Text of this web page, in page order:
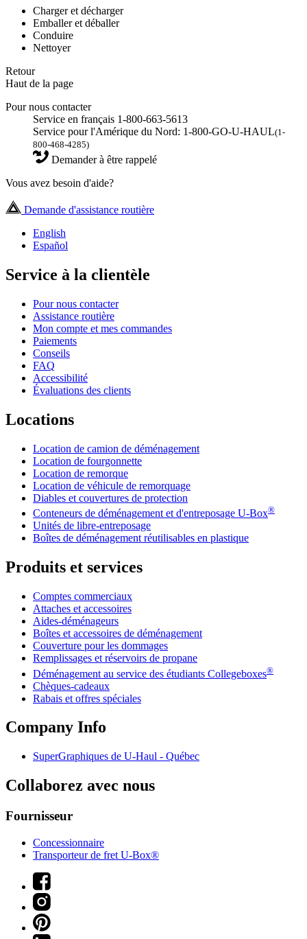
Charger et décharger
Emballer et déballer
Conduire
Nettoyer
Retour
Haut de la page
Pour nous contacter
Service en français 1-800-663-5613
Service pour l'Amérique du Nord: 1-800-GO-U-HAUL(1-
800-468-4285)
Demander à être rappelé
Vous avez besoin d'aide?
Demande d'assistance routière
English
Español
Service à la clientèle
Pour nous contacter
Assistance routière
Mon compte et mes commandes
Paiements
Conseils
FAQ
Accessibilité
Évaluations des clients
Locations
Location de camion de déménagement
Location de fourgonnette
Location de remorque
Location de véhicule de remorquage
Diables et couvertures de protection
Conteneurs de déménagement et d'entreposage U-Box®
Unités de libre-entreposage
Boîtes de déménagement réutilisables en plastique
Produits et services
Comptes commerciaux
Attaches et accessoires
Aides-déménageurs
Boîtes et accessoires de déménagement
Couverture pour les dommages
Remplissages et réservoirs de propane
Déménagement au service des étudiants Collegeboxes®
Chèques-cadeaux
Rabais et offres spéciales
Company Info
SuperGraphiques de U-Haul - Québec
Collaborez avec nous
Fournisseur
Concessionnaire
Transporteur de fret U-Box®